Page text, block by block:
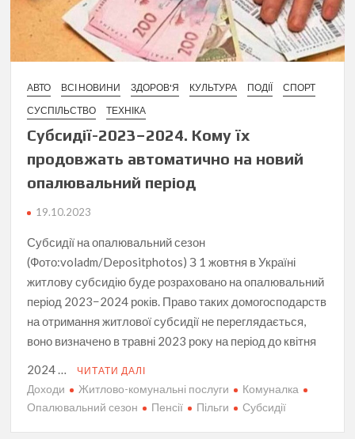
АВТО ВСІ НОВИНИ ЗДОРОВ'Я КУЛЬТУРА ПОДІЇ
СПОРТ
СУСПІЛЬСТВО
ТЕХНІКА
Субсидії-2023−2024. Кому їх
продовжать автоматично на новий
опалювальний період
19.10.2023
Субсидії на опалювальний сезон
(Фото:voladm/Depositphotos) З 1 жовтня в Україні
житлову субсидію буде розраховано на опалювальний
період 2023−2024 років. Право таких домогосподарств
на отримання житлової субсидії не переглядається,
воно визначено в травні 2023 року на період до квітня
2024 …
ЧИТАТИ ДАЛІ
Доходи Житлово-комунальні послуги
Комуналка
Опалювальний сезон
Пенсії Пільги Субсидії